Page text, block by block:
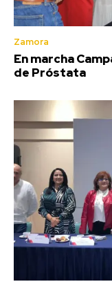
Zamora
En marcha
de Próstata